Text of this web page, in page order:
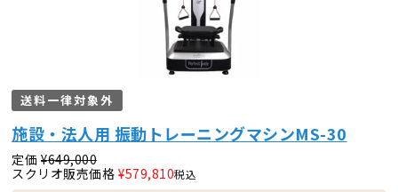
送料一律対象外
施設・法人用 振動トレーニングマシンMS-30
定価 ¥649,000
スクリオ販売価格 ¥579,810税込